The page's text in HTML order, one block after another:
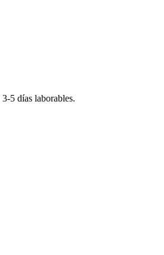
3-5 días laborables.